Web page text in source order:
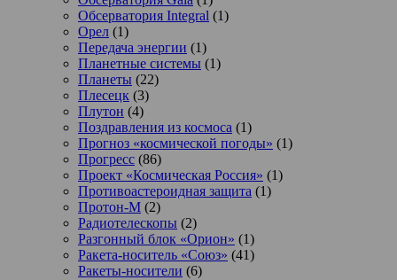
Обсерватория Integral (1)
Орел (1)
Передача энергии (1)
Планетные системы (1)
Планеты (22)
Плесецк (3)
Плутон (4)
Поздравления из космоса (1)
Прогноз «космической погоды» (1)
Прогресс (86)
Проект «Космическая Россия» (1)
Противоастероидная защита (1)
Протон-М (2)
Радиотелескопы (2)
Разгонный блок «Орион» (1)
Ракета-носитель «Союз» (41)
Ракеты-носители (6)